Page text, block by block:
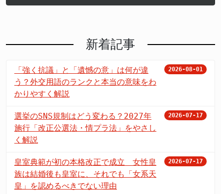
新着記事
「強く抗議」と「遺憾の意」は何が違
う？外交用語のランクと本当の意味をわ
かりやすく解説
2026-08-01
選挙のSNS規制はどう変わる？2027年
施行「改正公選法・情プラ法」をやさし
く解説
2026-07-17
皇室典範が初の本格改正で成立 女性皇
族は結婚後も皇室に、それでも「女系天
皇」を認めるべきでない理由
2026-07-17